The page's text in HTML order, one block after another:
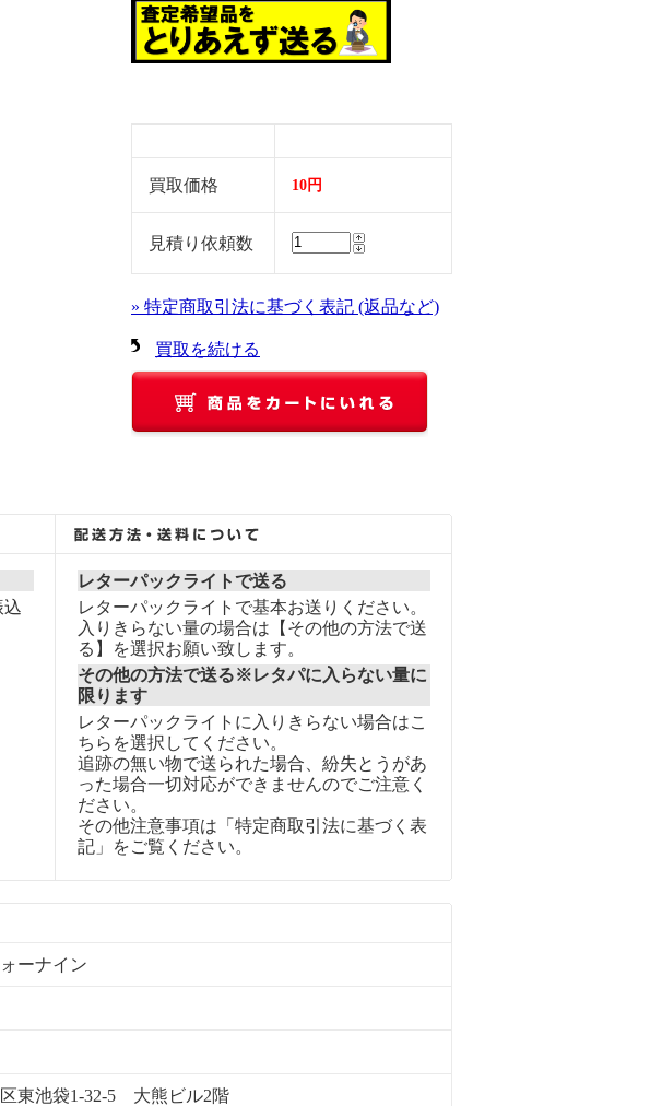
買取価格 10円
見積り依頼数
» 特定商取引法に基づく表記 (返品など)
買取を続ける
込
レターパックライトで送る
レターパックライトで基本お送りください。
入りきらない量の場合は【その他の方法で送
る】を選択お願い致します。
その他の方法で送る※レタパに入らない量に
限ります
レターパックライトに入りきらない場合はこ
ちらを選択してください。
追跡の無い物で送られた場合、紛失とうがあ
った場合一切対応ができませんのでご注意く
ださい。
その他注意事項は「特定商取引法に基づく表
記」をご覧ください。
ーナイン
東池袋1-32-5 大熊ビル2階